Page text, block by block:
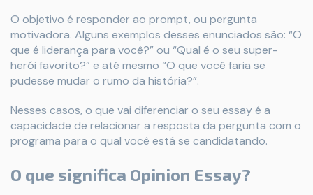
O objetivo é responder ao prompt, ou pergunta
motivadora. Alguns exemplos desses enunciados são: “O
que é liderança para você?” ou “Qual é o seu super-
herói favorito?” e até mesmo “O que você faria se
pudesse mudar o rumo da história?”.
Nesses casos, o que vai diferenciar o seu essay é a
capacidade de relacionar a resposta da pergunta com o
programa para o qual você está se candidatando.
O que significa Opinion Essay?